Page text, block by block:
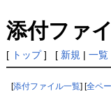
添付ファ
[ トップ] [ 新規 | 一覧
[添付ファイル一覧] [全ペ